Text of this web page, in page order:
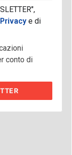
e di
conto di